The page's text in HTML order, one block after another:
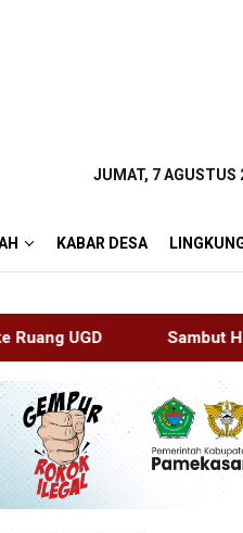
JUMAT, 7 AGUSTUS
KABAR DESA
HUT RI ke-81 di Gunung